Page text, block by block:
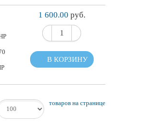
1 600.00 руб.
В КОРЗИНУ
товаров на странице